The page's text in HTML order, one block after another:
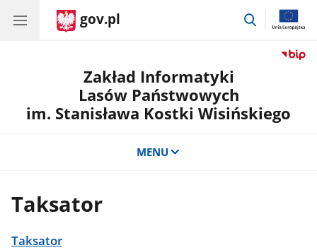
gov.pl
przejdź
Zakład Informatyki
Lasów Państwowych
im. Stanisława Kostki Wisińskiego
MENU
Taksator
Taksator